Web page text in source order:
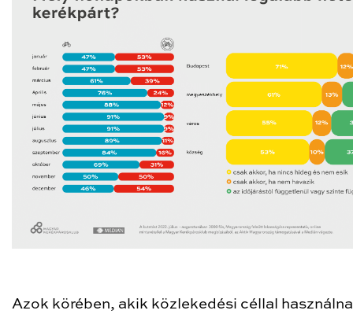
Azok körében, akik közlekedési céllal